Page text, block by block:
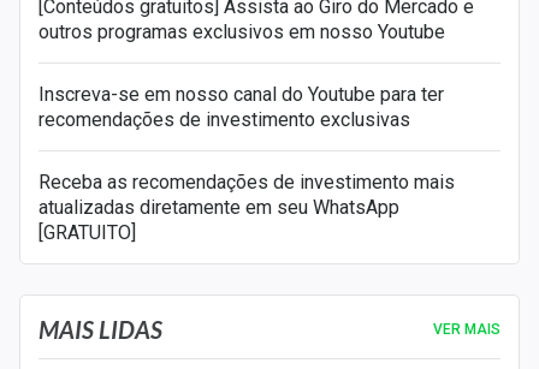
[Conteúdos gratuitos] Assista ao Giro do Mercado e
outros programas exclusivos em nosso Youtube
Inscreva-se em nosso canal do Youtube para ter
recomendações de investimento exclusivas
Receba as recomendações de investimento mais
atualizadas diretamente em seu WhatsApp
[GRATUITO]
MAIS LIDAS VER MAIS